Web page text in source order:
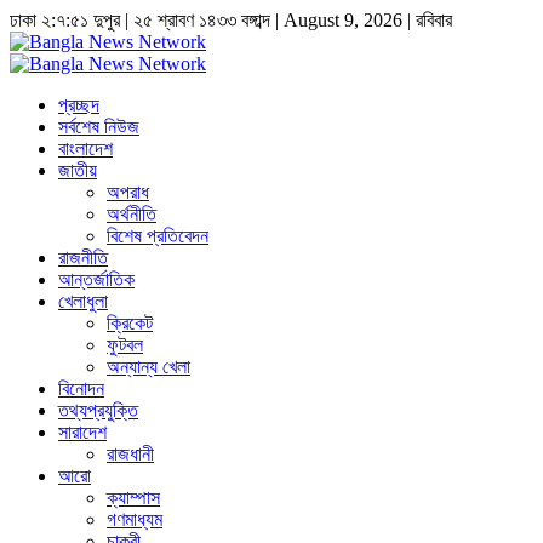
ঢাকা ২:৭:৫২ দুপুর | ২৫ শ্রাবণ ১৪৩৩ বঙ্গাব্দ | August 9, 2026 |রবিবার
প্রচ্ছদ
সর্বশেষ নিউজ
বাংলাদেশ
জাতীয়
অপরাধ
অর্থনীতি
বিশেষ প্রতিবেদন
রাজনীতি
আন্তর্জাতিক
খেলাধুলা
ক্রিকেট
ফুটবল
অন্যান্য খেলা
বিনোদন
তথ্যপ্রযুক্তি
সারাদেশ
রাজধানী
আরো
ক্যাম্পাস
গণমাধ্যম